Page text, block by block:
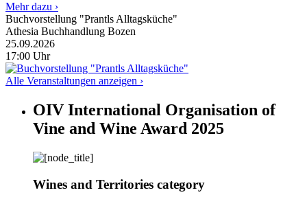
Mehr dazu ›
Buchvorstellung "Prantls Alltagsküche"
Athesia Buchhandlung Bozen
25.09.2026
17:00 Uhr
Alle Veranstaltungen anzeigen ›
OIV International Organisation of
Vine and Wine Award 2025
Wines and Territories category